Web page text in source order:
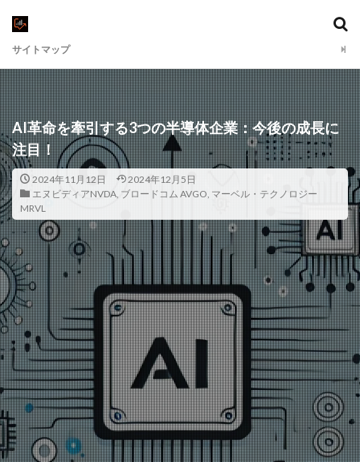
サイトマップ
AI革命を牽引する3つの半導体企業：今後の成長に
注目！
2024年11月12日
2024年12月5日
エヌビディアNVDA, ブロードコム AVGO, マーベル・テクノロジー
MRVL